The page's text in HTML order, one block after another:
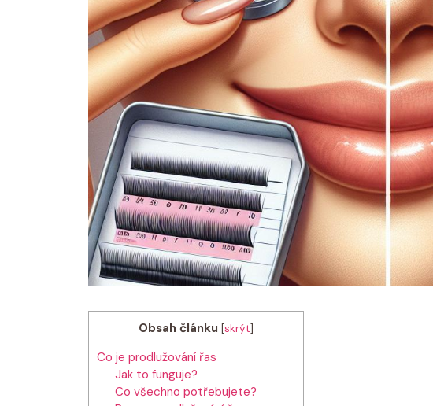
Obsah článku [skrýt]
Co je prodlužování řas
Jak to funguje?
Co všechno potřebujete?